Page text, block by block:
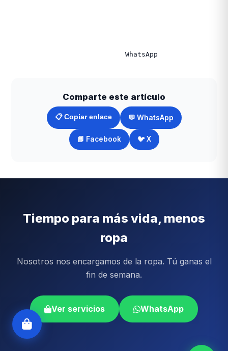
Comparte este artículo
📋 Copiar enlace 💬 WhatsApp
📘 Facebook 🐦 X
Tiempo para más vida, menos
ropa
Nosotros nos encargamos de la ropa. Tú ganas el
fin de semana.
Ver servicios WhatsApp